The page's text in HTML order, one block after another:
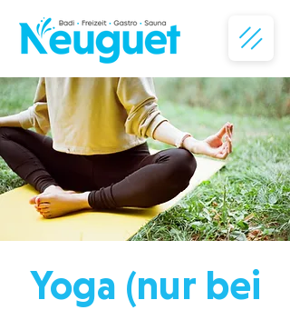
Yoga (nur bei